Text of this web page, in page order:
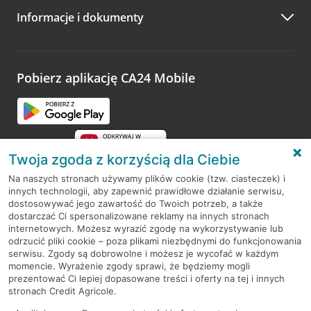
Zachęcamy do podzielenia się z nami opinią o wizycie.
opinie.
Informacje i dokumenty
Pobierz aplikację CA24 Mobile
RODO
Regulamin serwisu
Mapa serwisu
PolitykaCookies
Twoja zgoda z korzyścią dla Ciebie
Na naszych stronach używamy plików cookie (tzw. ciasteczek) i
innych technologii, aby zapewnić prawidłowe działanie serwisu,
dostosowywać jego zawartość do Twoich potrzeb, a także
dostarczać Ci spersonalizowane reklamy na innych stronach
internetowych. Możesz wyrazić zgodę na wykorzystywanie lub
odrzucić pliki cookie – poza plikami niezbędnymi do funkcjonowania
serwisu. Zgody są dobrowolne i możesz je wycofać w każdym
momencie. Wyrażenie zgody sprawi, że będziemy mogli
prezentować Ci lepiej dopasowane treści i oferty na tej i innych
stronach Credit Agricole.